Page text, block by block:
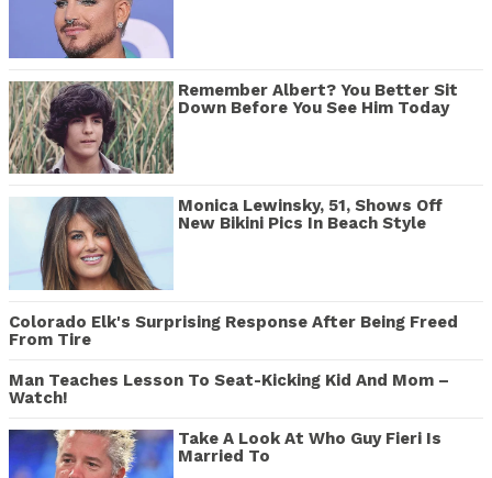
Remember Albert? You Better Sit
Down Before You See Him Today
Monica Lewinsky, 51, Shows Off
New Bikini Pics In Beach Style
Colorado Elk's Surprising Response After Being Freed
From Tire
Man Teaches Lesson To Seat-Kicking Kid And Mom –
Watch!
Take A Look At Who Guy Fieri Is
Married To